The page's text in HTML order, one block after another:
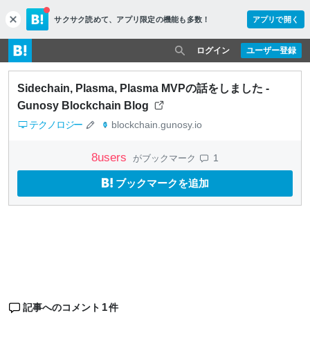
c
l
o
s
e
サクサク読めて、 アプリ限定の機能も多数！ アプリで開く
ユーザー登録
ログイン
Sidechain, Plasma, Plasma MVPの話をしました -
Gunosy Blockchain Blog
テクノロジー blockchain.gunosy.io
8users がブックマーク 1
ブックマークを追加
記事へのコメント 1件